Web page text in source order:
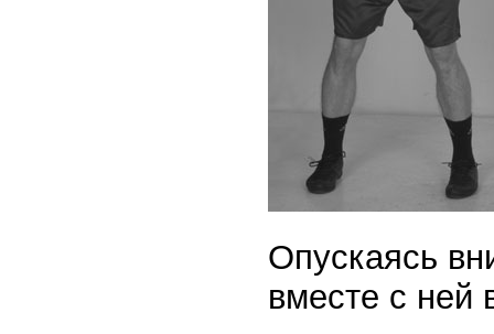
Опускаясь
вместе с ней